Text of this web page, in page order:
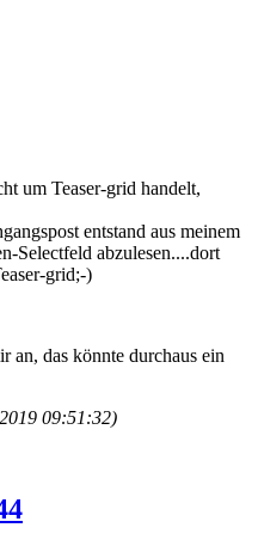
um Teaser-grid handelt,
entstand aus meinem
Selectfeld abzulesen....dort
grid;-)
an, das könnte durchaus ein
09:51:32)